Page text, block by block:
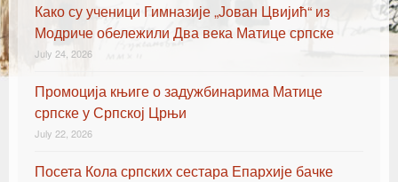
Како су ученици Гимназије „Јован Цвијић“ из
Модриче обележили Два века Матице српске
July 24, 2026
Промоција књиге о задужбинарима Матице
српске у Српској Црњи
July 22, 2026
Посета Кола српских сестара Епархије бачке